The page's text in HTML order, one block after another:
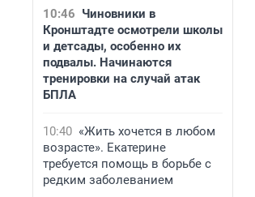
10:46 Чиновники в
Кронштадте осмотрели школы
и детсады, особенно их
подвалы. Начинаются
тренировки на случай атак
БПЛА
10:40 «Жить хочется в любом
возрасте». Екатерине
требуется помощь в борьбе с
редким заболеванием